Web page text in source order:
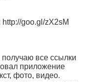
http://goo.gl/zX2sM
все ссылки
приложение
фото, видео.